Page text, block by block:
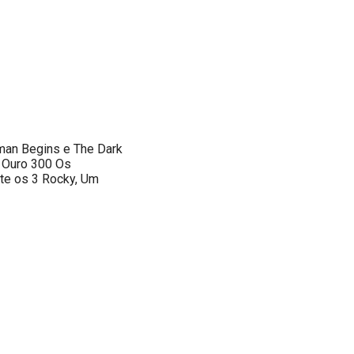
Begins e The Dark
300 Os
os 3 Rocky, Um